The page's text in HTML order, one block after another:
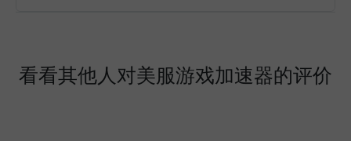
看看其他人对美服游戏加速器的评价